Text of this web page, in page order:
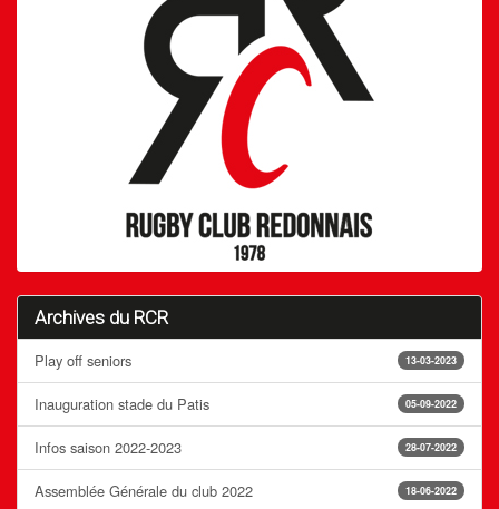
Archives du RCR
13-03-2023
Play off seniors
05-09-2022
Inauguration stade du Patis
28-07-2022
Infos saison 2022-2023
18-06-2022
Assemblée Générale du club 2022